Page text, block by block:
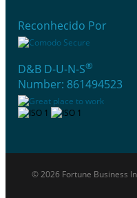
Reconhecido Por
D&B D-U-N-S®
Number: 861494523
© 2026 Fortune Business